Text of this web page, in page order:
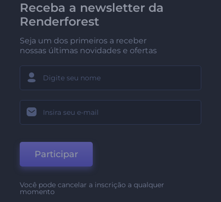
Receba a newsletter da
Renderforest
Seja um dos primeiros a receber
nossas últimas novidades e ofertas
Participar
Você pode cancelar a inscrição a qualquer
momento